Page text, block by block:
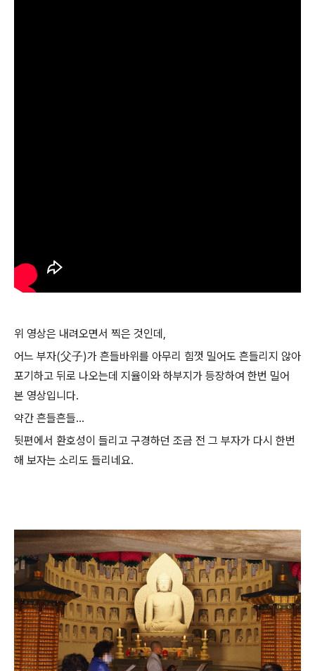
위 영상은 내려오면서 찍은 것인데,
어느 부자(父子)가 흔들바위를 아무리 힘껏 밀어도 흔들리지 않아
포기하고 뒤로 나오는데 지율이와 하부지가 등장하여 한번 밀어
본 영상입니다.
약간 흔들흔들...
뒷편에서 환호성이 들리고 구경하던 조금 전 그 부자가 다시 한번
해 보자는 소리도 들리네요.